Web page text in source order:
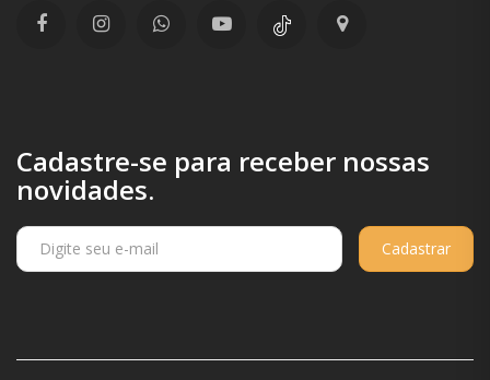
Cadastre-se para receber nossas
novidades.
Cadastrar